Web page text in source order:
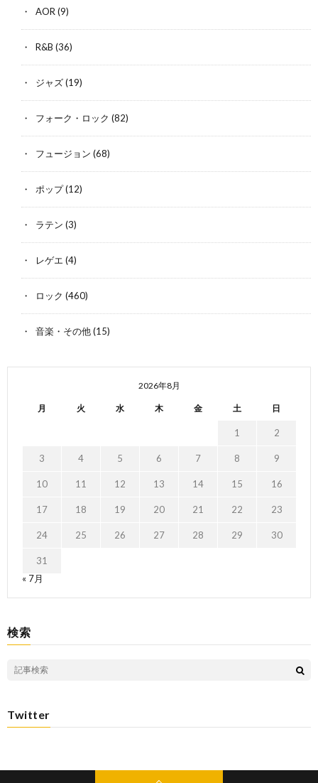
AOR (9)
R&B (36)
ジャズ(19)
フォーク・ロック (82)
フュージョン (68)
ポップ(12)
ラテン (3)
レゲエ (4)
ロック (460)
音楽・その他(15)
2026年8月
月 火 水 木 金 土 日
1 2
3 4 5 6 7 8 9
10 11 12 13 14 15 16
17 18 19 20 21 22 23
24 25 26 27 28 29 30
31
« 7月
検索
Twitter